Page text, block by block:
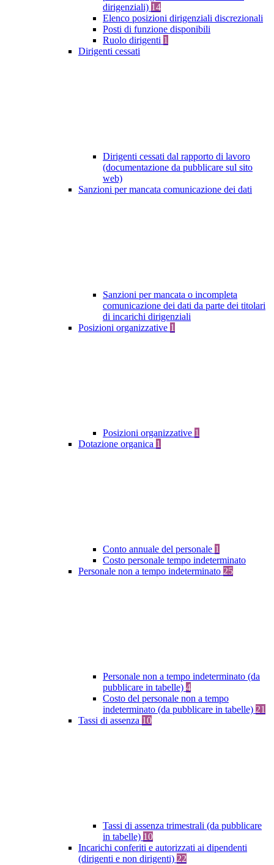
dirigenziali) 14
Elenco posizioni dirigenziali discrezionali
Posti di funzione disponibili
Ruolo dirigenti 1
Dirigenti cessati
Dirigenti cessati dal rapporto di lavoro
(documentazione da pubblicare sul sito
web)
Sanzioni per mancata comunicazione dei dati
Sanzioni per mancata o incompleta
comunicazione dei dati da parte dei titolari
di incarichi dirigenziali
Posizioni organizzative 1
Posizioni organizzative 1
Dotazione organica 1
Conto annuale del personale 1
Costo personale tempo indeterminato
Personale non a tempo indeterminato 25
Personale non a tempo indeterminato (da
pubblicare in tabelle) 4
Costo del personale non a tempo
indeterminato (da pubblicare in tabelle) 21
Tassi di assenza 10
Tassi di assenza trimestrali (da pubblicare
in tabelle) 10
Incarichi conferiti e autorizzati ai dipendenti
(dirigenti e non dirigenti) 22